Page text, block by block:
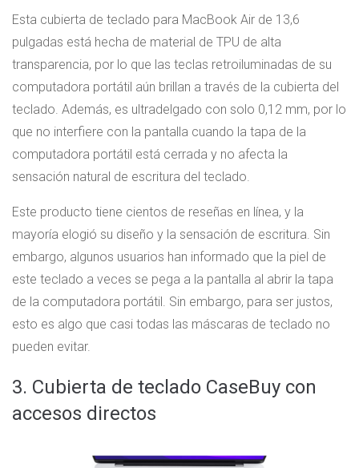
Esta cubierta de teclado para MacBook Air de 13,6
pulgadas está hecha de material de TPU de alta
transparencia, por lo que las teclas retroiluminadas de su
computadora portátil aún brillan a través de la cubierta del
teclado. Además, es ultradelgado con solo 0,12 mm, por lo
que no interfiere con la pantalla cuando la tapa de la
computadora portátil está cerrada y no afecta la
sensación natural de escritura del teclado.
Este producto tiene cientos de reseñas en línea, y la
mayoría elogió su diseño y la sensación de escritura. Sin
embargo, algunos usuarios han informado que la piel de
este teclado a veces se pega a la pantalla al abrir la tapa
de la computadora portátil. Sin embargo, para ser justos,
esto es algo que casi todas las máscaras de teclado no
pueden evitar.
3. Cubierta de teclado CaseBuy con
accesos directos